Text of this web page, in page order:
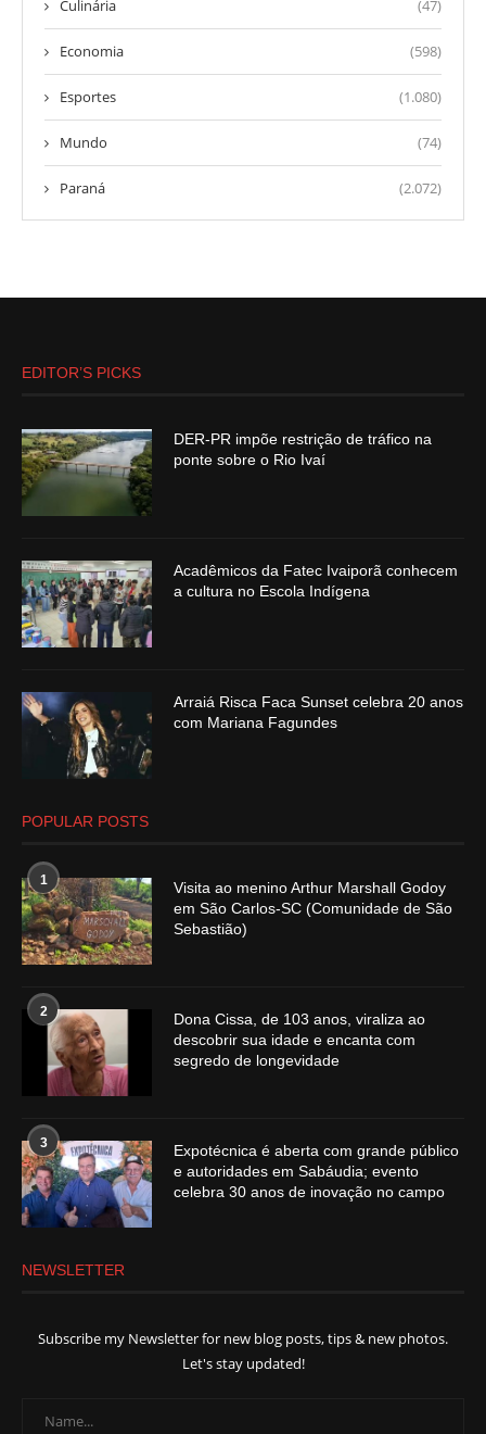
Culinária (47)
Economia (598)
Esportes (1.080)
Mundo (74)
Paraná (2.072)
EDITOR’S PICKS
DER-PR impõe restrição de tráfico na
ponte sobre o Rio Ivaí
Acadêmicos da Fatec Ivaiporã conhecem
a cultura no Escola Indígena
Arraiá Risca Faca Sunset celebra 20 anos
com Mariana Fagundes
POPULAR POSTS
1
Visita ao menino Arthur Marshall Godoy
em São Carlos-SC (Comunidade de São
Sebastião)
2
Dona Cissa, de 103 anos, viraliza ao
descobrir sua idade e encanta com
segredo de longevidade
3
Expotécnica é aberta com grande público
e autoridades em Sabáudia; evento
celebra 30 anos de inovação no campo
NEWSLETTER
Subscribe my Newsletter for new blog posts, tips & new photos.
Let's stay updated!